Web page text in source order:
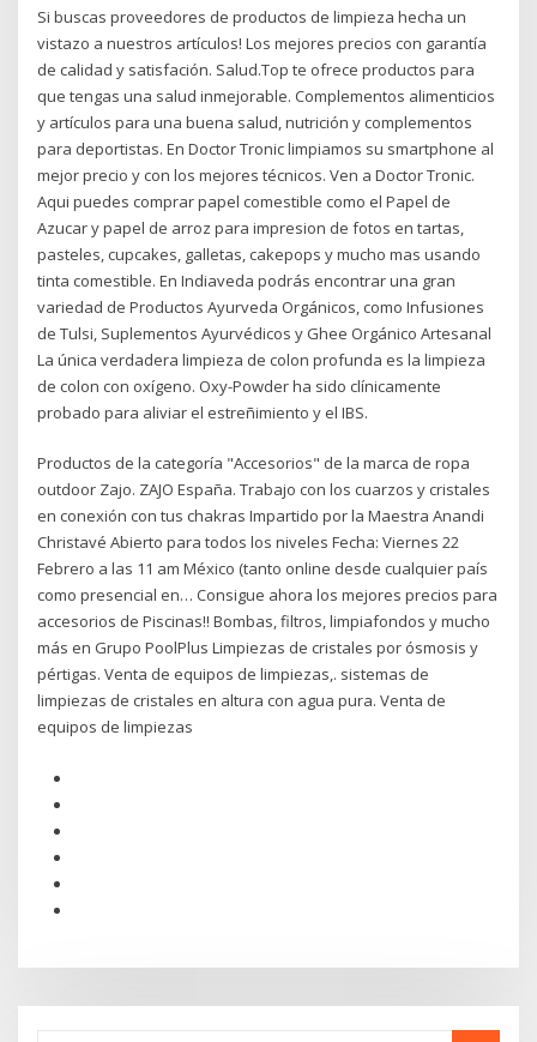
Si buscas proveedores de productos de limpieza hecha un
vistazo a nuestros artículos! Los mejores precios con garantía
de calidad y satisfación. Salud.Top te ofrece productos para
que tengas una salud inmejorable. Complementos alimenticios
y artículos para una buena salud, nutrición y complementos
para deportistas. En Doctor Tronic limpiamos su smartphone al
mejor precio y con los mejores técnicos. Ven a Doctor Tronic.
Aqui puedes comprar papel comestible como el Papel de
Azucar y papel de arroz para impresion de fotos en tartas,
pasteles, cupcakes, galletas, cakepops y mucho mas usando
tinta comestible. En Indiaveda podrás encontrar una gran
variedad de Productos Ayurveda Orgánicos, como Infusiones
de Tulsi, Suplementos Ayurvédicos y Ghee Orgánico Artesanal
La única verdadera limpieza de colon profunda es la limpieza
de colon con oxígeno. Oxy-Powder ha sido clínicamente
probado para aliviar el estreñimiento y el IBS.
Productos de la categoría "Accesorios" de la marca de ropa
outdoor Zajo. ZAJO España. Trabajo con los cuarzos y cristales
en conexión con tus chakras Impartido por la Maestra Anandi
Christavé Abierto para todos los niveles Fecha: Viernes 22
Febrero a las 11 am México (tanto online desde cualquier país
como presencial en… Consigue ahora los mejores precios para
accesorios de Piscinas!! Bombas, filtros, limpiafondos y mucho
más en Grupo PoolPlus Limpiezas de cristales por ósmosis y
pértigas. Venta de equipos de limpiezas,. sistemas de
limpiezas de cristales en altura con agua pura. Venta de
equipos de limpiezas